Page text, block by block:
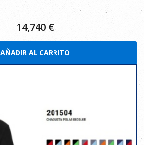
14,740 €
AÑADIR AL CARRITO